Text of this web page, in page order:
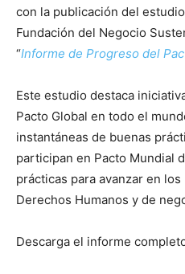
con la publicación del
Fundación del Negocio
“Informe de Progreso del
Este estudio destaca
Pacto Global en todo el
instantáneas de buenas
participan en Pacto Mundial
prácticas para avanzar en
Derechos Humanos y de
Descarga el informe